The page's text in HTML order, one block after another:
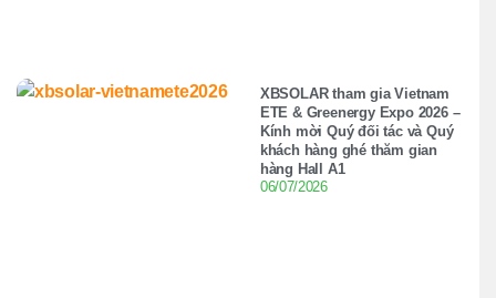
XBSOLAR tham gia Vietnam
ETE & Greenergy Expo 2026 –
Kính mời Quý đối tác và Quý
khách hàng ghé thăm gian
hàng Hall A1
06/07/2026